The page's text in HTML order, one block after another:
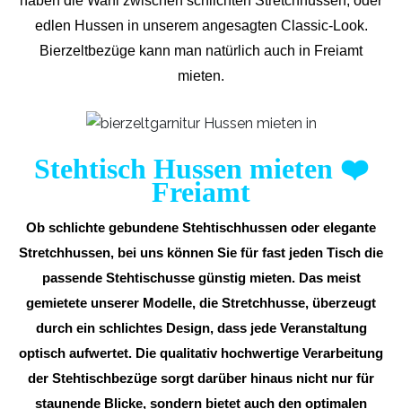
edlen Hussen in unserem angesagten Classic-Look.
Bierzeltbezüge kann man natürlich auch in Freiamt
mieten.
Stehtisch Hussen mieten ❤️
Freiamt
Ob schlichte gebundene Stehtischhussen oder elegante
Stretchhussen, bei uns können Sie für fast jeden Tisch die
passende Stehtischusse günstig mieten. Das meist
gemietete unserer Modelle, die Stretchhusse, überzeugt
durch ein schlichtes Design, dass jede Veranstaltung
optisch aufwertet. Die qualitativ hochwertige Verarbeitung
der Stehtischbezüge sorgt darüber hinaus nicht nur für
staunende Blicke, sondern bietet auch den optimalen